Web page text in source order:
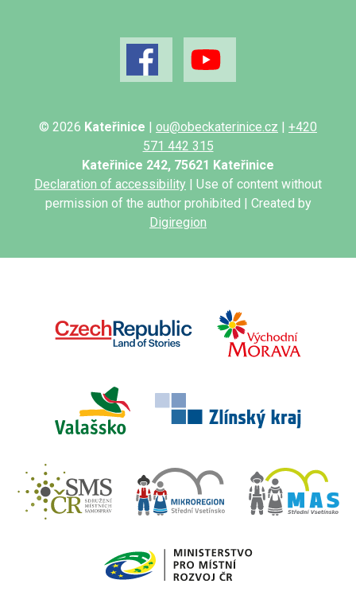
© 2026 Kateřinice | ou@obeckaterinice.cz | +420
571 442 315
Kateřinice 242, 75621 Kateřinice
Declaration of accessibility | Use of content without
permission of the author prohibited | Created by
Digiregion